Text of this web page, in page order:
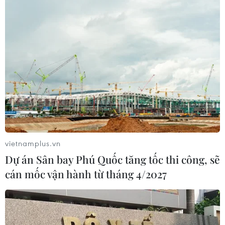
Taylor Swift quyên góp 26 triệu USD
cho các tổ chức từ thiện
03/07/2026 06:16
Đêm nhạc giao hưởng 'Crescendo'
quy tụ đông đảo nghệ sỹ Việt Nam và
quốc tế
02/07/2026 08:22
"ADN - Hành trình nối lại mạch
nguồn"
vietnamplus.vn
Dự án Sân bay Phú Quốc tăng tốc thi công, sẽ
cán mốc vận hành từ tháng 4/2027